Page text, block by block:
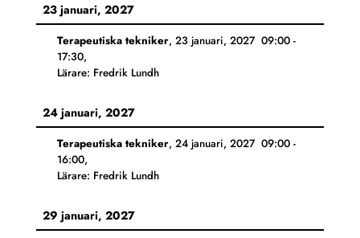
23 januari, 2027
Terapeutiska tekniker, 23 januari, 2027 09:00-
17:30,
Lärare: Fredrik Lundh
24 januari, 2027
Terapeutiska tekniker, 24 januari, 2027 09:00-
16:00,
Lärare: Fredrik Lundh
29 januari, 2027